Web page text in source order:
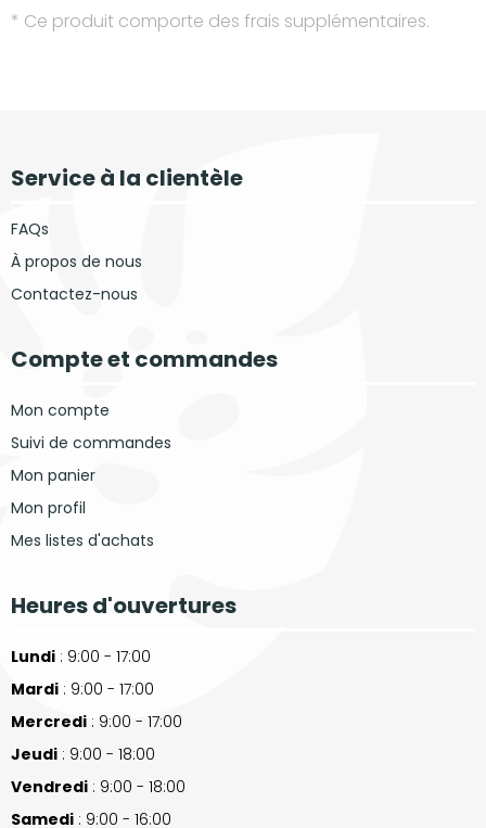
* Ce produit comporte des frais supplémentaires.
Service à la clientèle
FAQs
À propos de nous
Contactez-nous
Compte et commandes
Mon compte
Suivi de commandes
Mon panier
Mon profil
Mes listes d'achats
Heures d'ouvertures
Lundi : 9:00 - 17:00
Mardi : 9:00 - 17:00
Mercredi : 9:00 - 17:00
Jeudi : 9:00 - 18:00
Vendredi : 9:00 - 18:00
Samedi : 9:00 - 16:00